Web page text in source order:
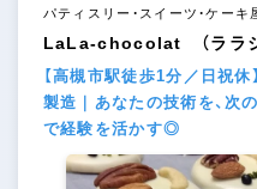
パティスリー・スイーツ・ケーキ
LaLa-chocolat （ララシ
【高槻市駅徒歩1分／日祝
製造｜あなたの技術を、次
で経験を活かす◎